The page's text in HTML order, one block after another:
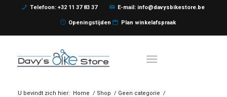
Telefoon: +32 11 37 83 37 E-mail: info@davysbikestore.be
Openingstijden Plan winkelafspraak
U bevindt zich hier: Home / Shop / Geen categorie /